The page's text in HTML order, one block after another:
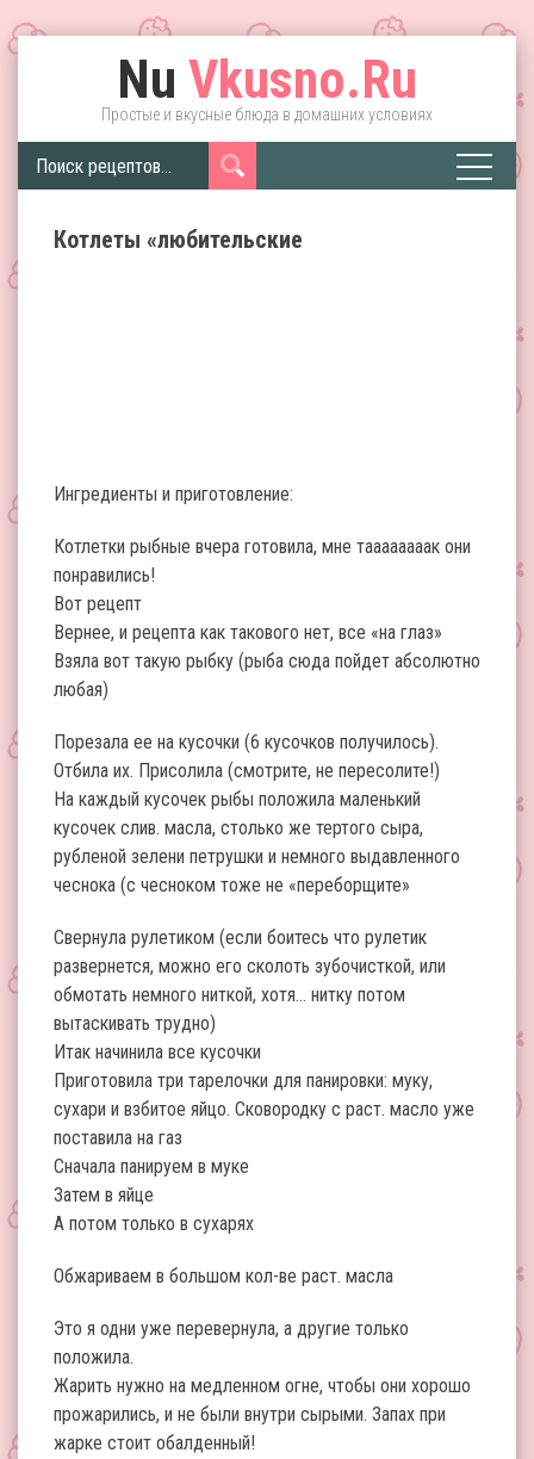
Nu Vkusno.Ru
Простые и вкусные блюда в домашних условиях
Котлеты «любительские
Ингредиенты и приготовление:
Котлетки рыбные вчера готовила, мне таааааааак они
понравились!
Вот рецепт
Вернее, и рецепта как такового нет, все «на глаз»
Взяла вот такую рыбку (рыба сюда пойдет абсолютно
любая)
Порезала ее на кусочки (6 кусочков получилось).
Отбила их. Присолила (смотрите, не пересолите!)
На каждый кусочек рыбы положила маленький
кусочек слив. масла, столько же тертого сыра,
рубленой зелени петрушки и немного выдавленного
чеснока (с чесноком тоже не «переборщите»
Свернула рулетиком (если боитесь что рулетик
развернется, можно его сколоть зубочисткой, или
обмотать немного ниткой, хотя… нитку потом
вытаскивать трудно)
Итак начинила все кусочки
Приготовила три тарелочки для панировки: муку,
сухари и взбитое яйцо. Сковородку с раст. масло уже
поставила на газ
Сначала панируем в муке
Затем в яйце
А потом только в сухарях
Обжариваем в большом кол-ве раст. масла
Это я одни уже перевернула, а другие только
положила.
Жарить нужно на медленном огне, чтобы они хорошо
прожарились, и не были внутри сырыми. Запах при
жарке стоит обалденный!